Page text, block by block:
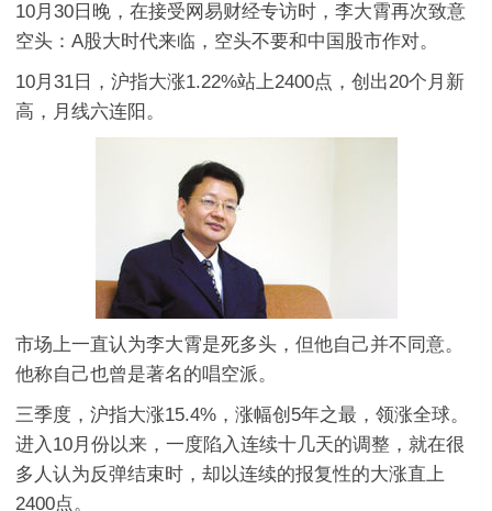
10月30日晚，在接受网易财经专访时，李大霄再次致意
空头：A股大时代来临，空头不要和中国股市作对。
10月31日，沪指大涨1.22%站上2400点，创出20个月新
高，月线六连阳。
市场上一直认为李大霄是死多头，但他自己并不同意。
他称自己也曾是著名的唱空派。
三季度，沪指大涨15.4%，涨幅创5年之最，领涨全球。
进入10月份以来，一度陷入连续十几天的调整，就在很
多人认为反弹结束时，却以连续的报复性的大涨直上
2400点。